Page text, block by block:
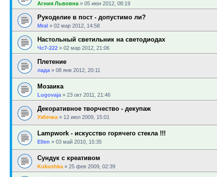
Агния Львовна » 05 июн 2012, 08:19
Рукоделие в пост - допустимо ли?
Mral » 02 мар 2012, 14:58
Настольный светильник на светодиодах
Чс7-222 » 02 мар 2012, 21:06
Плетение
лада » 08 янв 2012, 20:11
Мозаика
Lugovaja » 23 окт 2011, 21:46
Декоративное творчество - декупаж
Узбечка » 12 июл 2009, 15:01
Lampwork - искусство горячего стекла !!!
Ellen » 03 май 2010, 15:35
Сундук с креативом
Kukushka » 25 фев 2009, 02:39